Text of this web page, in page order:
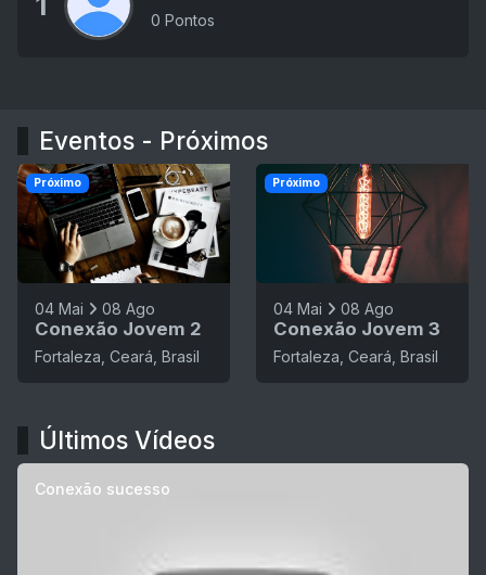
0 Pontos
Eventos - Próximos
04 Mai 08 Ago
Conexão Jovem 2
Fortaleza, Ceará, Brasil
Próximo
04 Mai 08 Ago
Conexão Jovem 3
Fortaleza, Ceará, Brasil
Próximo
Últimos Vídeos
Conexão sucesso